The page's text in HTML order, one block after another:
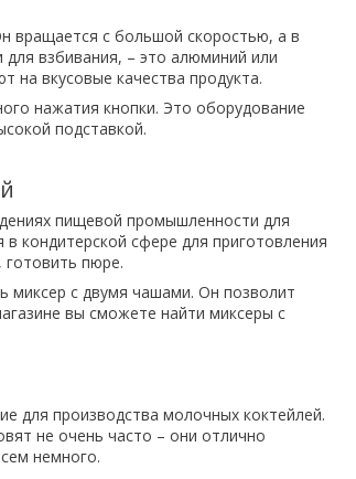
вращается с большой скоростью, а в
взбивания, – это алюминий или
на вкусовые качества продукта.
нажатия кнопки. Это оборудование
подставкой.
пищевой промышленности для
кондитерской сфере для приготовления
пюре.
миксер с двумя чашами. Он позволит
вы сможете найти миксеры с
для производства молочных коктейлей.
не очень часто – они отлично
немного.